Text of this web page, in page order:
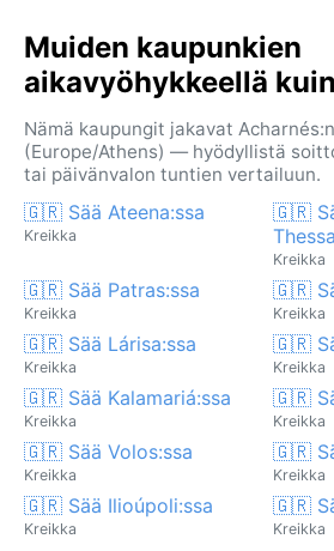
Muiden kaupunkien
aikavyöhykkeellä
Nämä kaupungit jakavat
(Europe/Athens) — hyödyllistä
tai päivänvalon tuntien vertailuun.
🇬🇷 Sää Ateena:ssa
Kreikka
🇬🇷
Kreikka
🇬🇷 Sää Patras:ssa
Kreikka
🇬🇷
Kreikka
🇬🇷 Sää Lárisa:ssa
Kreikka
🇬🇷
Kreikka
🇬🇷 Sää Kalamariá:ssa
Kreikka
🇬🇷
Kreikka
🇬🇷 Sää Volos:ssa
Kreikka
🇬🇷
Kreikka
🇬🇷 Sää Ilioúpoli:ssa
Kreikka
🇬🇷
Kreikka